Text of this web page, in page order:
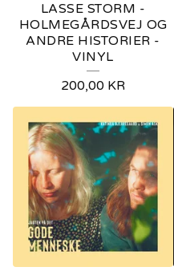
LASSE STORM -
HOLMEGÅRDSVEJ OG
ANDRE HISTORIER -
VINYL
200,00 KR